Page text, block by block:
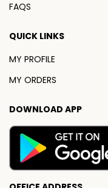
FAQS
QUICK LINKS
MY PROFILE
MY ORDERS
DOWNLOAD APP